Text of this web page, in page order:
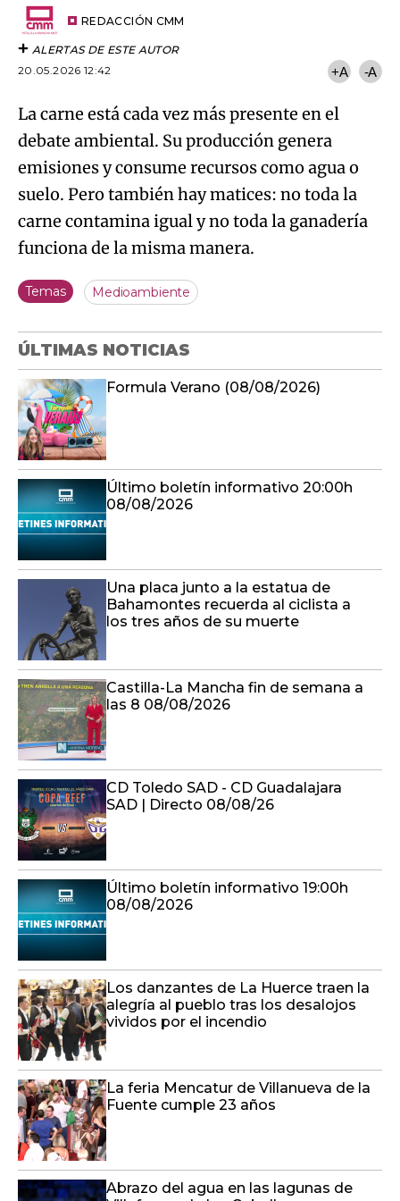
REDACCIÓN CMM
ALERTAS DE ESTE AUTOR
20.05.2026 12:42
+A -A
La carne está cada vez más presente en el
debate ambiental. Su producción genera
emisiones y consume recursos como agua o
suelo. Pero también hay matices: no toda la
carne contamina igual y no toda la ganadería
funciona de la misma manera.
Temas Medioambiente
ÚLTIMAS NOTICIAS
Formula Verano (08/08/2026)
Último boletín informativo 20:00h
08/08/2026
Una placa junto a la estatua de
Bahamontes recuerda al ciclista a
los tres años de su muerte
Castilla-La Mancha fin de semana a
las 8 08/08/2026
CD Toledo SAD - CD Guadalajara
SAD | Directo 08/08/26
Último boletín informativo 19:00h
08/08/2026
Los danzantes de La Huerce traen la
alegría al pueblo tras los desalojos
vividos por el incendio
La feria Mencatur de Villanueva de la
Fuente cumple 23 años
Abrazo del agua en las lagunas de